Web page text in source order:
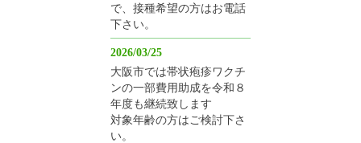
で、接種希望の方はお電話
下さい。
2026/03/25
大阪市では帯状疱疹ワクチ
ンの一部費用助成を令和８
年度も継続致します
対象年齢の方はご検討下さ
い。